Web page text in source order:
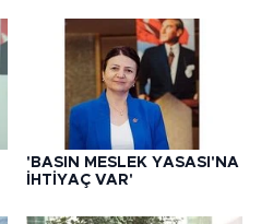
'BASIN MESLEK YASASI'NA
İHTİYAÇ VAR'